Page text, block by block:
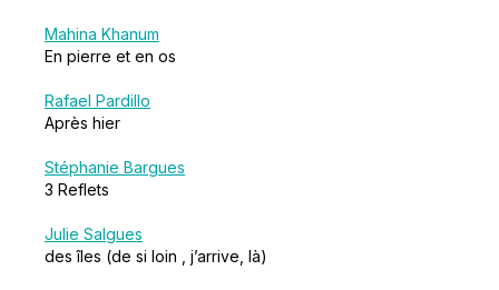
Mahina Khanum
En pierre et en os
Rafael Pardillo
Après hier
Stéphanie Bargues
3 Reflets
Julie Salgues
des îles (de si loin , j’arrive, là)